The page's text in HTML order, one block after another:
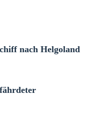
nach Helgoland